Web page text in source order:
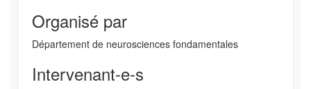
Organisé par
Département de neurosciences fondamentales
Intervenant-e-s